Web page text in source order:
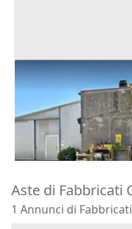
Asta Capannone
laboratorio
Costa di Rovigo
16.875 €
14/09/2026